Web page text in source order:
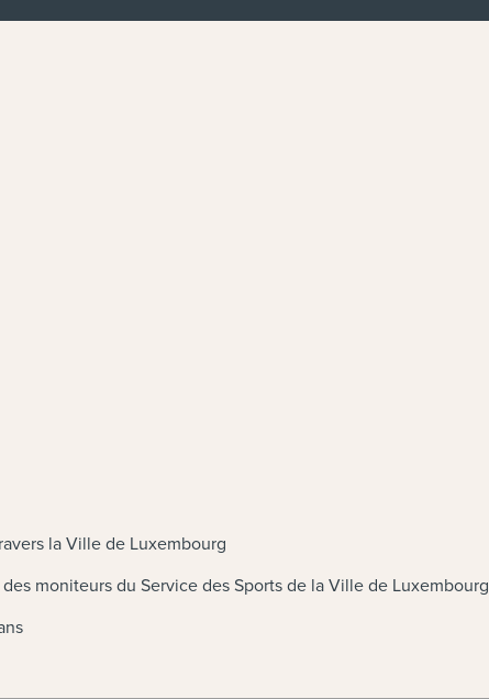
la Ville de Luxembourg
moniteurs du Service des Sports de la Ville de Luxembourg